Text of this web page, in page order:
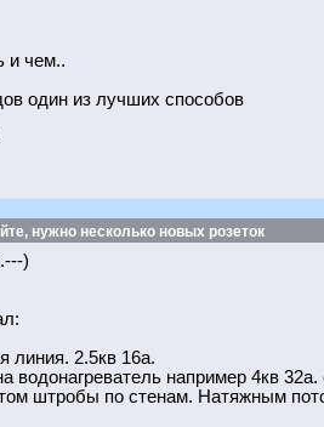
и чем..
один из лучших способов
нужно несколько новых розеток
)
линия. 2.5кв 16а.
например 4кв 32а.
штробы по стенам. Натяжным